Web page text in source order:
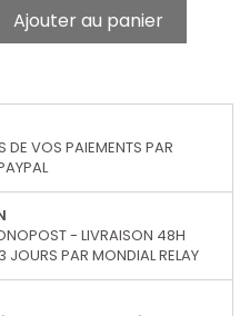
Ajouter au panier
DE VOS PAIEMENTS PAR
- LIVRAISON 48H
PAR MONDIAL RELAY